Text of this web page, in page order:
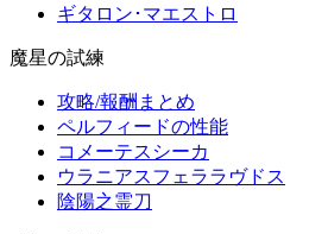
ギタロン･マエストロ
魔星の試練
攻略/報酬まとめ
ペルフィードの性能
コメーテスシーカ
ウラニアスフェララヴドス
陰陽之霊刀